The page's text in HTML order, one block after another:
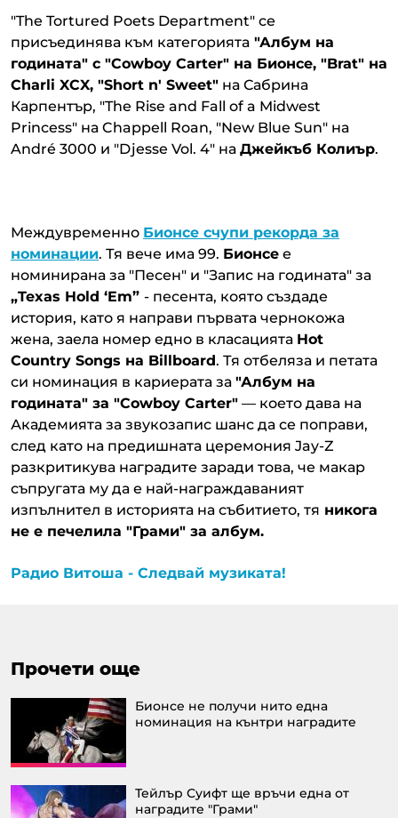
"The Tortured Poets Department" се
присъединява към категорията "Албум на
годината" с "Cowboy Carter" на Бионсе, "Brat" на
Charli XCX, "Short n' Sweet" на Сабрина
Карпентър, "The Rise and Fall of a Midwest
Princess" на Chappell Roan, "New Blue Sun" на
André 3000 и "Djesse Vol. 4" на Джейкъб Колиър.
Междувременно Бионсе счупи рекорда за
номинации. Тя вече има 99. Бионсе е
номинирана за "Песен" и "Запис на годината" за
„Texas Hold ‘Em” - песента, която създаде
история, като я направи първата чернокожа
жена, заела номер едно в класацията Hot
Country Songs на Billboard. Тя отбеляза и петата
си номинация в кариерата за "Албум на
годината" за "Cowboy Carter" — което дава на
Академията за звукозапис шанс да се поправи,
след като на предишната церемония Jay-Z
разкритикува наградите заради това, че макар
съпругата му да е най-награждаваният
изпълнител в историята на събитието, тя никога
не е печелила "Грами" за албум.
Радио Витоша - Следвай музиката!
Прочети още
Бионсе не получи нито една
номинация на кънтри наградите
Тейлър Суифт ще връчи една от
наградите "Грами"